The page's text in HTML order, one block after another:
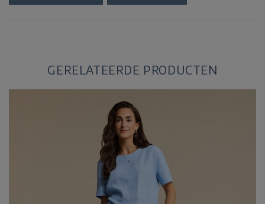
GERELATEERDE PRODUCTEN